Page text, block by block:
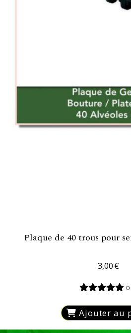
Plaque de 40 trous pour
3,00€
0
Ajouter au